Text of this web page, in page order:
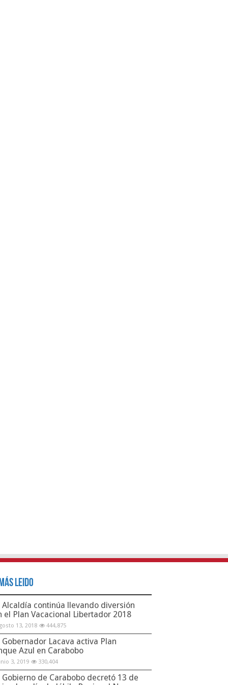
Leido
Alcaldía continúa llevando diversión
el Plan Vacacional Libertador 2018
13, 2018 444,875
Gobernador Lacava activa Plan
Azul en Carabobo
3, 2019 330,404
Gobierno de Carabobo decretó 13 de